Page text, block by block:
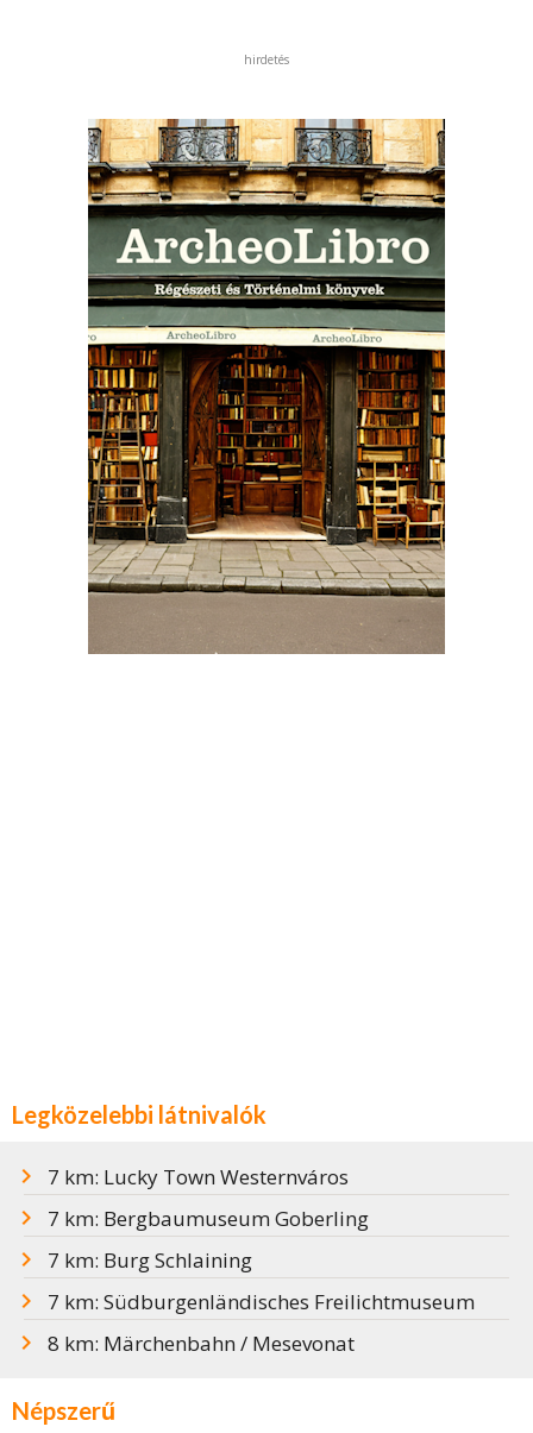
hirdetés
Legközelebbi látnivalók
7 km: Lucky Town Westernváros
7 km: Bergbaumuseum Goberling
7 km: Burg Schlaining
7 km: Südburgenländisches Freilichtmuseum
8 km: Märchenbahn / Mesevonat
Népszerű